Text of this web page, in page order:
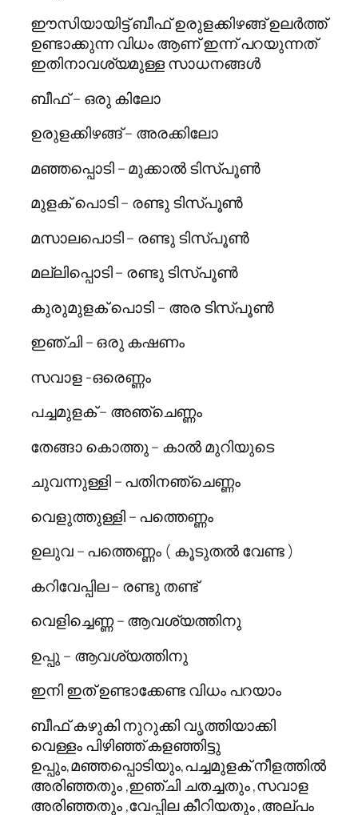
ഈസിയായിട്ട് ബീഫ് ഉരുളക്കിഴങ്ങ് ഉലര്‍ത്ത്‌
ഉണ്ടാക്കുന്ന വിധം ആണ് ഇന്ന് പറയുന്നത്
ഇതിനാവശ്യമുള്ള സാധനങ്ങള്‍
ബീഫ് – ഒരു കിലോ
ഉരുളക്കിഴങ്ങ് – അരക്കിലോ
മഞ്ഞപ്പൊടി – മുക്കാല്‍ ടിസ്പൂണ്‍
മുളക് പൊടി – രണ്ടു ടിസ്പൂണ്‍
മസാലപൊടി – രണ്ടു ടിസ്പൂണ്‍
മല്ലിപ്പൊടി – രണ്ടു ടിസ്പൂണ്‍
കുരുമുളക് പൊടി – അര ടിസ്പൂണ്‍
ഇഞ്ചി – ഒരു കഷണം
സവാള -ഒരെണ്ണം
പച്ചമുളക് – അഞ്ചെണ്ണം
തേങ്ങാ കൊത്തു – കാല്‍ മുറിയുടെ
ചുവന്നുള്ളി – പതിനഞ്ചെണ്ണം
വെളുത്തുള്ളി – പത്തെണ്ണം
ഉലുവ – പത്തെണ്ണം ( കൂടുതല്‍ വേണ്ട )
കറിവേപ്പില – രണ്ടു തണ്ട്
വെളിച്ചെണ്ണ – ആവശ്യത്തിനു
ഉപ്പു – ആവശ്യത്തിനു
ഇനി ഇത് ഉണ്ടാക്കേണ്ട വിധം പറയാം
ബീഫ് കഴുകി നുറുക്കി വൃത്തിയാക്കി
വെള്ളം പിഴിഞ്ഞ് കളഞ്ഞിട്ടു
ഉപ്പും,മഞ്ഞപ്പൊടിയും,പച്ചമുളക് നീളത്തില്‍
അരിഞ്ഞതും ,ഇഞ്ചി ചതച്ചതും ,സവാള
അരിഞ്ഞതും ,വേപ്പില കീറിയതും ,അല്പം